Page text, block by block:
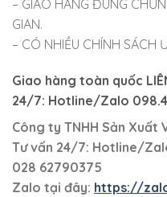
– GIAO HÀNG ĐÚNG
GIAN.
– CÓ NHIỀU CHÍNH SÁCH
Giao hàng toàn quốc
24/7: Hotline/Zalo
Công ty TNHH Sản Xuất
Tư vấn 24/7: Hotline/
028 62790375
Zalo tại đây: https://